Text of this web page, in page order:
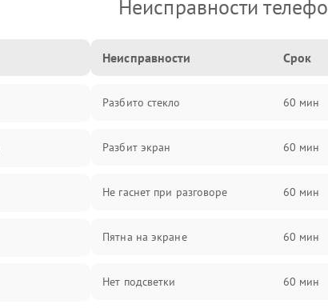
Неисправности
Неисправности Срок
Разбито стекло 60 мин
Разбит экран 60 мин
Не гаснет при разговоре 60 мин
Пятна на экране 60 мин
Нет подсветки 60 мин